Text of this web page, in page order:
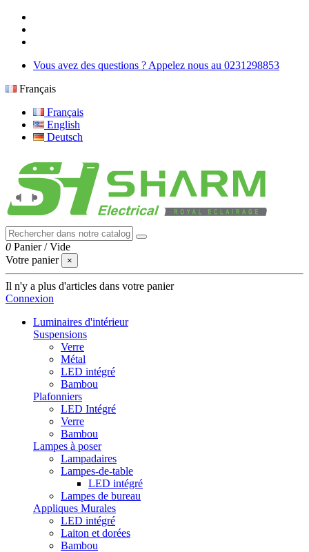
Vous avez des questions ? Appelez nous au 0231298853
Français
Français
English
Deutsch
0 Panier /Vide
Votre panier
×
Il n'y a plus d'articles dans votre panier
Connexion
Luminaires d'intérieur
Suspensions
Verre
Métal
LED intégré
Bambou
Plafonniers
LED Intégré
Verre
Bambou
Lampes à poser
Lampadaires
Lampes-de-table
LED intégré
Lampes de bureau
Appliques Murales
LED intégré
Laiton et dorées
Bambou